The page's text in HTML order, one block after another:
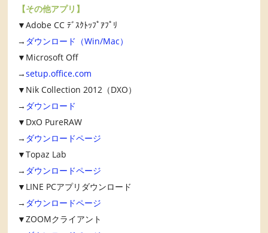
【その他アプリ】
▼Adobe CC ﾃﾞｽｸﾄｯﾌﾟｱﾌﾟﾘ
→ ダウンロード（Win/Mac）
▼Microsoft Off
→setup.office.com
▼Nik Collection 2012（DXO）
→ ダウンロード
▼DxO PureRAW
→ ダウンロードページ
▼Topaz Lab
→ ダウンロードページ
▼LINE PCアプリダウンロード
→ ダウンロードページ
▼ZOOMクライアント